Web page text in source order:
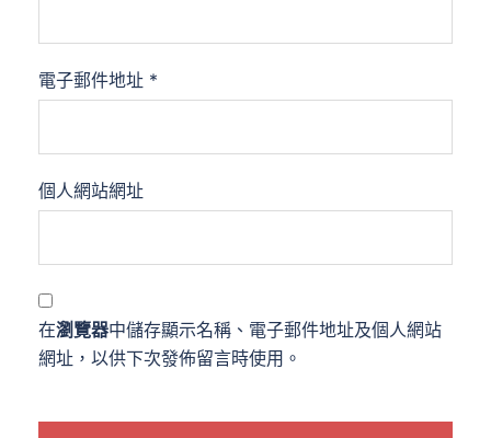
電子郵件地址 *
個人網站網址
在瀏覽器中儲存顯示名稱、電子郵件地址及個人網站
網址，以供下次發佈留言時使用。